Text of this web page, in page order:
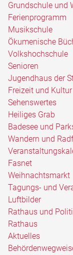
Grundschule und
Ferienprogramm
Musikschule
Ökumenische
Volkshochschule
Senioren
Jugendhaus der
Freizeit und Kultur
Sehenswertes
Heiliges Grab
Badesee und
Wandern und
Fasnet
Weihnachtsmarkt
Tagungs- und
Luftbilder
Rathaus und
Rathaus
Aktuelles